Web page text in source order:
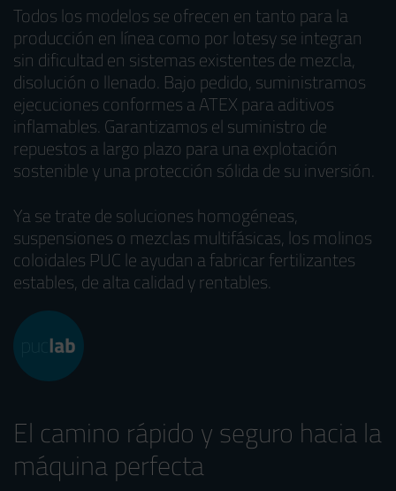
Todos los modelos se ofrecen en tanto para la
producción en línea como por lotesy se integran
sin dificultad en sistemas existentes de mezcla,
disolución o llenado. Bajo pedido, suministramos
ejecuciones conformes a ATEX para aditivos
inflamables. Garantizamos el suministro de
repuestos a largo plazo para una explotación
sostenible y una protección sólida de su inversión.
Ya se trate de soluciones homogéneas,
suspensiones o mezclas multifásicas, los molinos
coloidales PUC le ayudan a fabricar fertilizantes
estables, de alta calidad y rentables.
El camino rápido y seguro hacia la
máquina perfecta